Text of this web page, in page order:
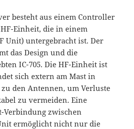
besteht aus einem Controller
Einheit, die in einem
Unit) untergebracht ist. Der
das Design und die
IC-705. Die HF-Einheit ist
sich extern am Mast in
den Antennen, um Verluste
zu vermeiden. Eine
Verbindung zwischen
ermöglicht nicht nur die